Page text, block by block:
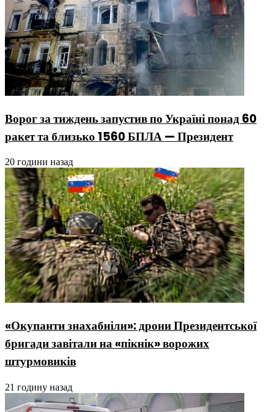
Ворог за тиждень запустив по Україні понад 60
ракет та близько 1560 БПЛА — Президент
20 години назад
«Окупанти знахабніли»: дрони Президентської
бригади завітали на «пікнік» ворожих
штурмовиків
21 годину назад